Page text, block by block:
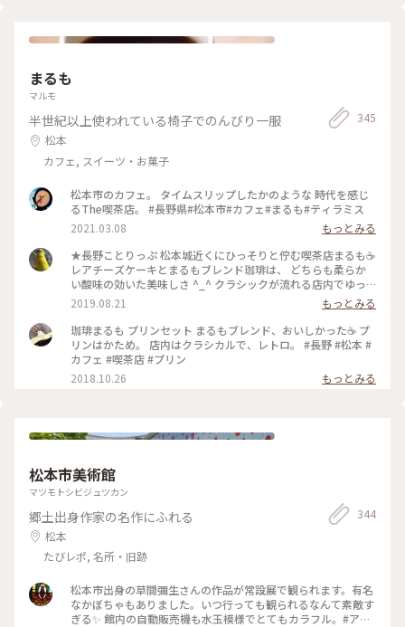
まるも
マルモ
半世紀以上使われている椅子でのんびり一服
松本
カフェ, スイーツ・お菓子
345
松本市のカフェ。 タイムスリップしたかのような 時代を感じ
るThe喫茶店。 #長野県#松本市#カフェ#まるも#ティラミス
2021.03.08
もっとみる
★長野ことりっぷ 松本城近くにひっそりと佇む喫茶店まるも☕️
レアチーズケーキとまるもブレンド珈琲は、 どちらも柔らか
い酸味の効いた美味しさ ^_^ クラシックが流れる店内でゆっ
くり旅の計画たてました🙂 #旅のひととき #ことりっぷ長野 #
珈琲
2019.08.21
もっとみる
珈琲まるも プリンセット まるもブレンド、おいしかった☕️ プ
リンはかため。 店内はクラシカルで、レトロ。 #長野 #松本 #
カフェ #喫茶店 #プリン
2018.10.26
もっとみる
松本市美術館
マツモトシビジュツカン
郷土出身作家の名作にふれる
松本
たびレポ, 名所・旧跡
344
松本市出身の草間彌生さんの作品が常設展で観られます。有名
なかぼちゃもありました。いつ行っても観られるなんて素敵す
ぎる✨ 館内の自動販売機も水玉模様でとてもカラフル。#アー